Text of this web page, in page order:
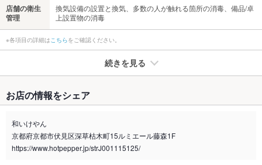
店舗の衛生
管理
換気設備の設置と換気、多数の人が触れる箇所の消毒、備品/卓
上設置物の消毒
※各項目の詳細は こちらをご確認ください。
続きを見る
禁煙・喫煙
全席禁煙
喫煙専用室 なし
お店の情報をシェア
和いけやん
京都府京都市伏見区深草枯木町15ルミエール藤森1F
https://www.hotpepper.jp/strJ001115125/